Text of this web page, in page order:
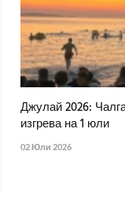
Джулай 2026:
изгрева на 1 юли
02 Юли 2026